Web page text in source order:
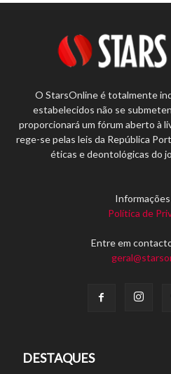
O StarsOnline é totalmente
estabelecidos não se
proporcionará um fórum aberto à
rege-se pelas leis da República
éticas e deontológicas do
Política de
Entre em
DESTAQUES